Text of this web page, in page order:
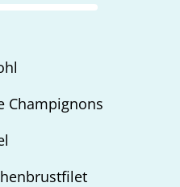
Champignons